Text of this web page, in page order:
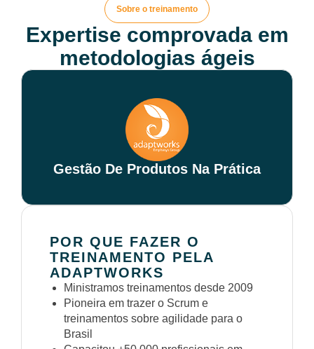
Sobre o treinamento
Expertise comprovada em
metodologias ágeis
Gestão De Produtos Na Prática
POR QUE FAZER O
TREINAMENTO PELA
ADAPTWORKS
Ministramos treinamentos desde 2009
Pioneira em trazer o Scrum e
treinamentos sobre agilidade para o
Brasil